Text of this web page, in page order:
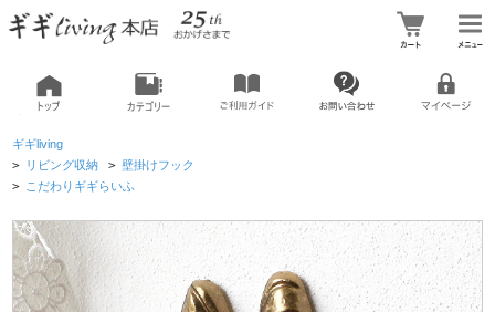
ギギliving
> リビング収納 > 壁掛けフック
> こだわりギギらいふ